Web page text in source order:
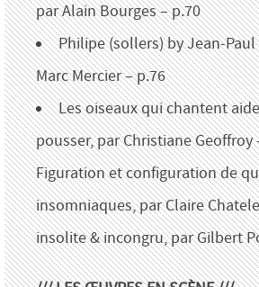
par Alain Bourges – p.70
Philipe (sollers) by Jean-
Marc Mercier – p.76
Les oiseaux qui chantent
pousser, par Christiane Geoffroy
Figuration et configuration de
insomniaques, par Claire
insolite & incongru, par Gilbert